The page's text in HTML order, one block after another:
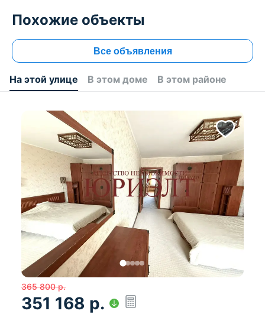
Похожие объекты
Все объявления
На этой улице В этом доме В этом районе
365 800 р.
351 168 р.